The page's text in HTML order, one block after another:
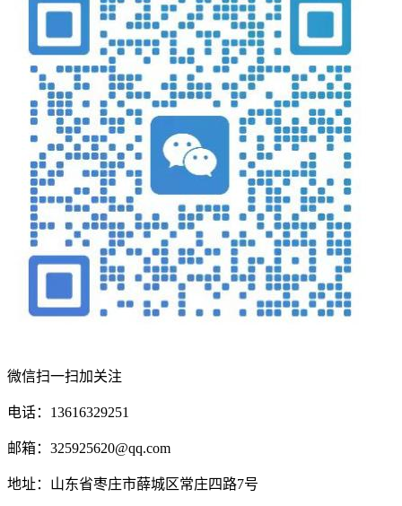
微信扫一扫加关注
电话：13616329251
邮箱：325925620@qq.com
地址：山东省枣庄市薛城区常庄四路7号